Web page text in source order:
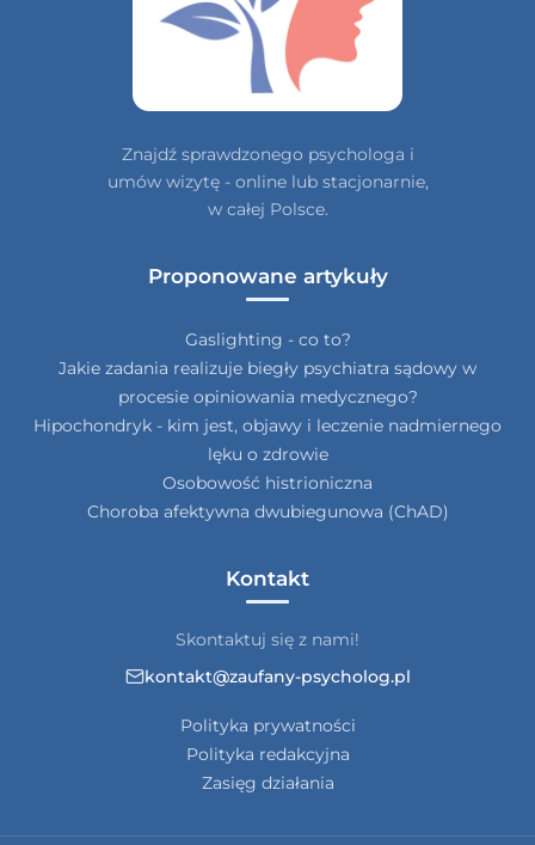
Znajdź sprawdzonego psychologa i
umów wizytę - online lub stacjonarnie,
w całej Polsce.
Proponowane artykuły
Gaslighting - co to?
Jakie zadania realizuje biegły psychiatra sądowy w
procesie opiniowania medycznego?
Hipochondryk - kim jest, objawy i leczenie nadmiernego
lęku o zdrowie
Osobowość histrioniczna
Choroba afektywna dwubiegunowa (ChAD)
Kontakt
Skontaktuj się z nami!
kontakt@zaufany-psycholog.pl
Polityka prywatności
Polityka redakcyjna
Zasięg działania